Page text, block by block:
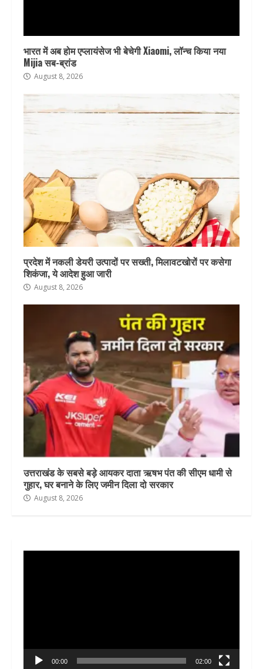
भारत में अब होम एप्लायंसेज भी बेचेगी Xiaomi, लॉन्च किया नया
Mijia सब-ब्रांड
August 8, 2026
प्रदेश में नकली डेयरी उत्पादों पर सख्ती, मिलावटखोरों पर कसेगा
शिकंजा, ये आदेश हुआ जारी
August 8, 2026
उत्तराखंड के सबसे बड़े आयकर दाता ऋषभ पंत की सीएम धामी से
गुहार, घर बनाने के लिए जमीन दिला दो सरकार
August 8, 2026
00:00 02:00